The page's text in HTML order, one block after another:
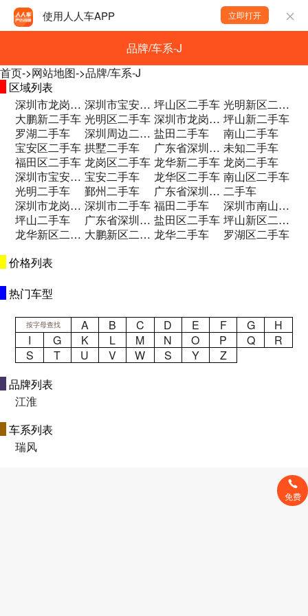
使用人人车APP 立即打开
品牌/车系-J
首页->网站地图->品牌/车系-J
区域列表
深圳市龙岗区杨田路锦安一巷一号二手车
深圳市宝安区新安街道群辉路优创空间1号楼二手车 坪山区二手车
光明新区二手车
大鹏新二手车 光明区二手车 深圳市龙岗区横岗坳背路口坳环一巷3号 二手车 坪山新二手车
罗湖二手车
深圳周边二手车 盐田二手车
南山二手车
宝安区二手车 拱墅二手车 广东省深圳市宝安区固戍一路49号浩华大厦二手车 未知二手车
福田区二手车 龙岗区二手车 龙华新二手车 龙岗二手车
深圳市宝安区沙井街道沙二社区海欣花园A3二手车 宝安二手车 龙华区二手车 南山区二手车
光明二手车
鄞州二手车 广东省深圳市龙华区观光路1512号二手车 二手车
深圳市龙岗区宝龙街道龙东社区爱南路52号二手车 深圳市二手车 福田二手车
深圳市南山区龙井路鸿荣源汽车城二手车
坪山二手车
广东省深圳市龙华区龙华街道油松社区东环二二手车 盐田区二手车
坪山新区二手车
龙华新区二手车
大鹏新区二手车 龙华二手车
罗湖区二手车
价格列表
热门车型
按字母查找 A B C D E F G
H
I
G K L M N O P Q
R
S
T U V W S Y
Z
品牌列表
江淮
车系列表
瑞风
免费